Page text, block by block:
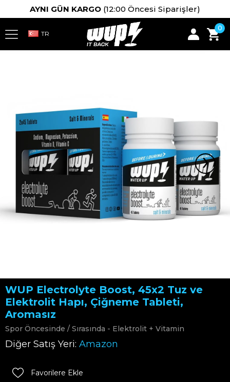
AYNI GÜN KARGO (12:00 Öncesi Siparişler)
0
›
WUP Electrolyte Boost, 45x2 Tuz ve
Elektrolit Hapı, Çiğneme Tableti,
Aromasız
Spor Öncesinde / Sırasında - Elektrolit + Vitamin
Diğer Satış Yeri: Amazon
Favorilere Ekle